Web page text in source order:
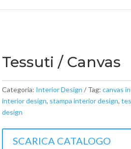
Tessuti / Canvas
Categoria: Interior Design Tag: canvas
interior design, stampa interior design,
design
SCARICA CATALOGO